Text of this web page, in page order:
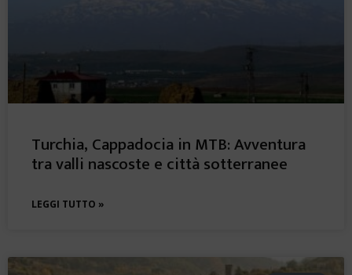
Turchia, Cappadocia in MTB: Avventura
tra valli nascoste e città sotterranee
LEGGI TUTTO »